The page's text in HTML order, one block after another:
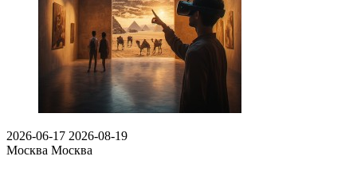
2026-06-17 2026-08-19
Москва Москва